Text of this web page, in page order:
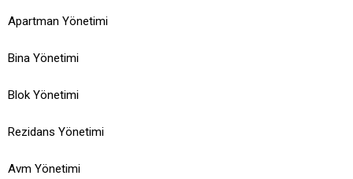
Apartman Yönetimi
Bina Yönetimi
Blok Yönetimi
Rezidans Yönetimi
Avm Yönetimi